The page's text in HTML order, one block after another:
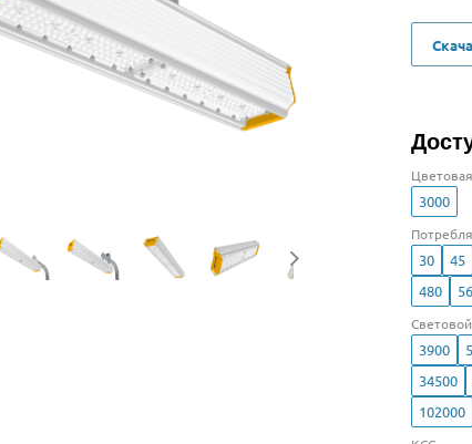
3000
30 45
480
3900
34500
102000